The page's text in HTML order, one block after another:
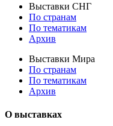
Выставки СНГ
По странам
По тематикам
Архив
Выставки Мира
По странам
По тематикам
Архив
О выставках